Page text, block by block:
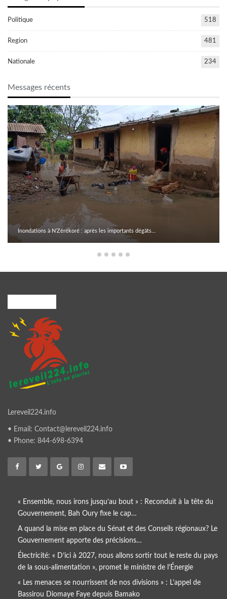
Politique 518
Region 481
Nationale 234
Messages récents
Inondations à N’Zérékoré : après les importants dégâts…
Lereveil224.info
• Email: Contact@lereveil224.info
• Phone: 844-698-6394
« Ensemble, nous irons jusqu’au bout » : Reconduit à la tête du
Gouvernement, Bah Oury fixe le cap…
A quand la mise en place du Sénat et des Conseils régionaux? Le
Gouvernement apporte des précisions…
Électricité: « D’ici à 2027, nous allons sortir tout le reste du pays
de la sous-alimentation », promet le ministre de l’Énergie
« Les menaces se nourrissent de nos divisions » : L’appel de
Bassirou Diomaye Faye depuis Bamako